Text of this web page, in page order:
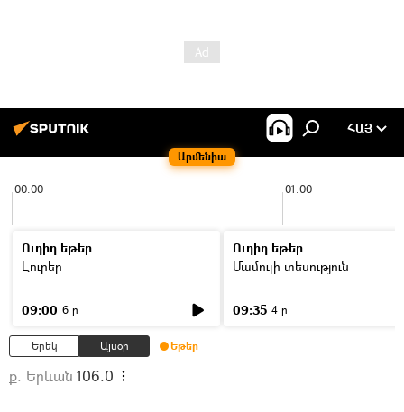
Արմենիա
ՀԱՅ
00:00 01:00
Ուղիղ եթեր
Լուրեր
09:00 6 ր
Ուղիղ եթեր
Մամուլի տեսություն
09:35 4 ր
Երեկ Այսօր Եթեր
ք. Երևան 106.0